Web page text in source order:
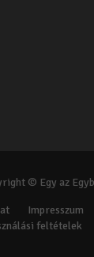
© Egy az
Impresszum
feltételek